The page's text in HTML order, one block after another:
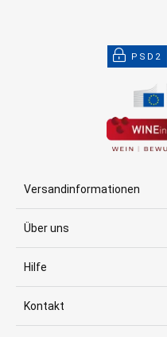
PSD2
Versandinformationen
Über uns
Hilfe
Kontakt